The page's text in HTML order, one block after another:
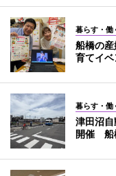
暮らす・働
船橋の
育てイ
暮らす・働
津田沼自
開催 船